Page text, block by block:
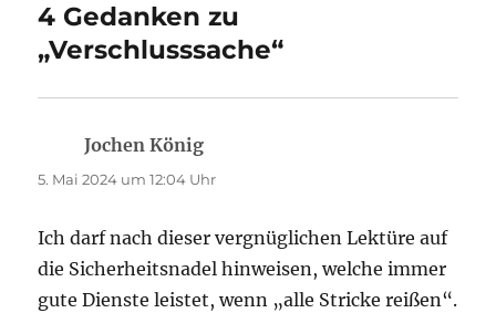
4 Gedanken zu
„Verschlusssache“
Jochen König
5. Mai 2024 um 12:04 Uhr
Ich darf nach dieser vergnüglichen Lektüre auf
die Sicherheitsnadel hinweisen, welche immer
gute Dienste leistet, wenn „alle Stricke reißen“.